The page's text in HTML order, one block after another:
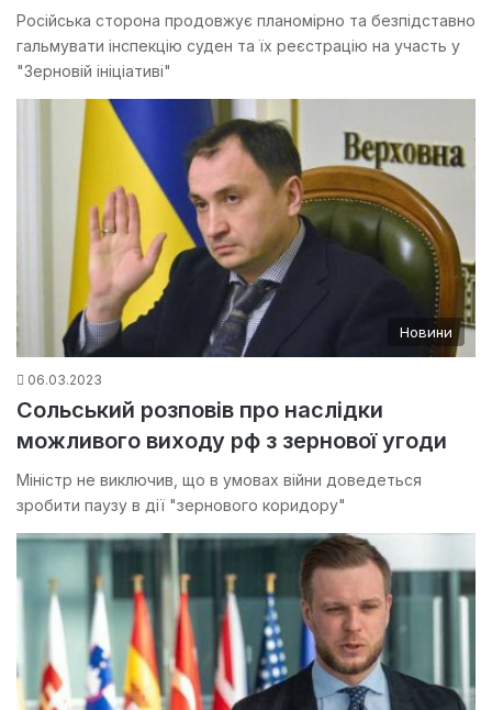
Російська сторона продовжує планомірно та безпідставно
гальмувати інспекцію суден та їх реєстрацію на участь у
"Зерновій ініціативі"
Новини
06.03.2023
Сольський розповів про наслідки
можливого виходу рф з зернової угоди
Міністр не виключив, що в умовах війни доведеться
зробити паузу в дії "зернового коридору"